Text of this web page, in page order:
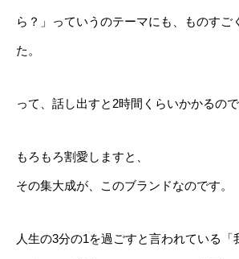
ら？」っていうのテーマにも、ものすご
た。
って、話し出すと2時間くらいかかるの
もろもろ割愛しますと、
その集大成が、このブランドなのです。
人生の3分の1を過ごすと言われている「